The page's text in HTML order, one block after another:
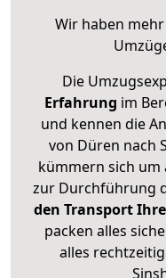
Wir haben
Die
Erfahrung im
und kennen die
von Düren nach
kümmern sich um
zur Durchführung
den Transport
packen alles
alles